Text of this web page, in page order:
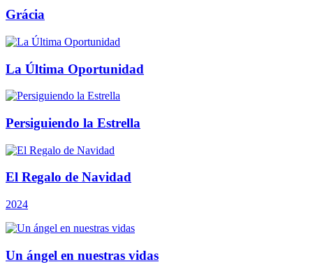
Grácia
La Última Oportunidad
Persiguiendo la Estrella
El Regalo de Navidad
2024
Un ángel en nuestras vidas